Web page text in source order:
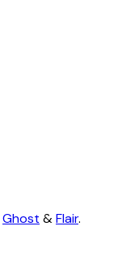
Ghost &Flair.